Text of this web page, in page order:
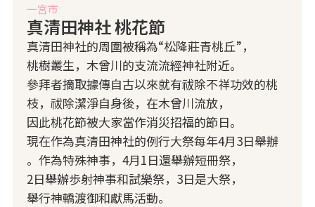
一宮市
真清田神社 桃花節
真清田神社的周圍被稱為“松降莊青桃丘”，
桃樹叢生，木曾川的支流流經神社附近。
參拜者摘取據傳自古以來就有祓除不祥功效的桃
枝，祓除潔淨自身後，在木曾川流放，
因此桃花節被大家當作消災招福的節日。
現在作為真清田神社的例行大祭每年4月3日舉辦
。作為特殊神事，4月1日還舉辦短冊祭，
2日舉辦歩射神事和試樂祭，3日是大祭，
舉行神轎渡御和獻馬活動。